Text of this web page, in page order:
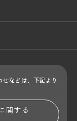
せなどは、下記より
関する